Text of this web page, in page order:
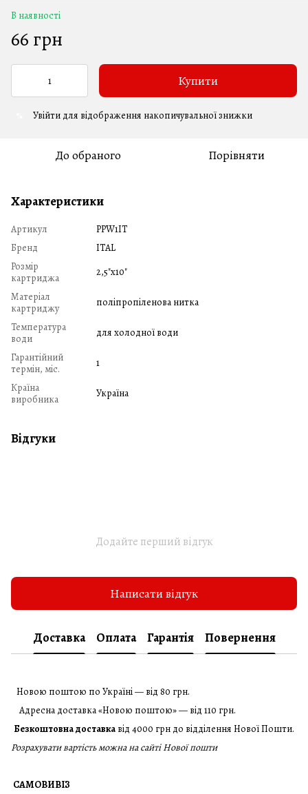
В наявності
66 грн
Купити
Увійти для відображення накопичувальної знижки
До обраного Порівняти
Характеристики
Артикул
PPW1IT
Бренд
ITAL
Розмір
картриджа
2,5"x10"
Матеріал
картриджу
поліпропіленова нитка
Температура
води
для холодної води
Гарантійний
термін, міс.
1
Країна
виробника
Україна
Відгуки
Додайте перший відгук
Написати відгук
Доставка Оплата Гарантія Повернення
Новою поштою по Україні — від 80 грн.
Адресна доставка «Новою поштою» — від 110 грн.
Безкоштовна доставка від 4000 грн до відділення Нової Пошти.
Розрахувати вартість можна на сайті Нової пошти
САМОВИВІЗ